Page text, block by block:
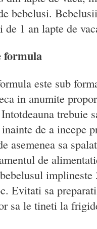
bebelusi.
1 an lapte de
formula
este sub
in anumite
trebuie
de a incepe
asemenea sa
de
Evitati sa
sa le tineti la